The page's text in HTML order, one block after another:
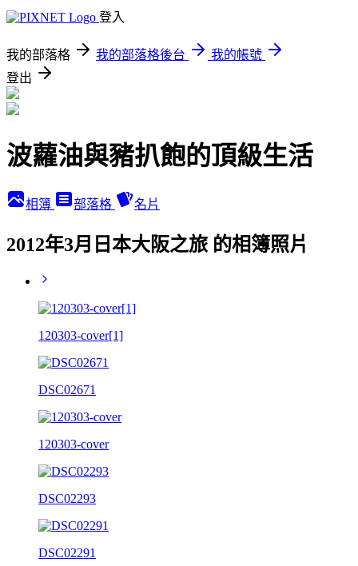
登入
我的部落格 我的部落格後台
我的帳號
登出
波蘿油與豬扒飽的頂級生活
相簿 部落格 名片
2012年3月日本大阪之旅 的相簿照片
120303-cover[1]
DSC02671
120303-cover
DSC02293
DSC02291